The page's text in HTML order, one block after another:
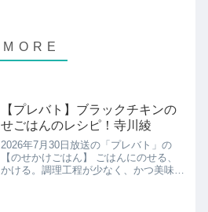
【プレバト】ブラックチキンの
せごはんのレシピ！寺川綾
2026年7月30日放送の「プレバト」の
【のせかけごはん】 ごはんにのせる、
かける。調理工程が少なく、かつ美味し